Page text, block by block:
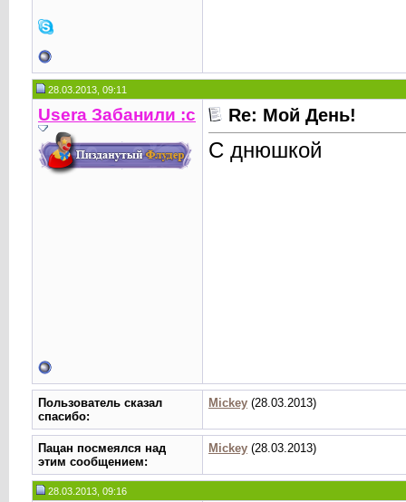
28.03.2013, 09:11
Usera Забанили :с Re: Мой День!
С днюшкой
Пользователь сказал
cпасибо:
Mickey(28.03.2013)
Пацан посмеялся над
этим сообщением:
Mickey(28.03.2013)
28.03.2013, 09:16